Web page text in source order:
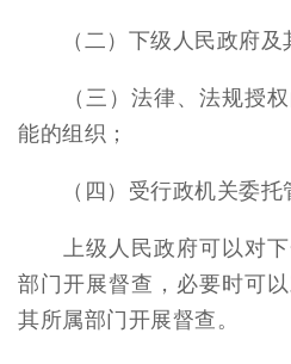
（二）下级人民政府及
（三）法律、法规授权
能的组织；
（四）受行政机关委托
上级人民政府可以对下
部门开展督查，必要时可
其所属部门开展督查。